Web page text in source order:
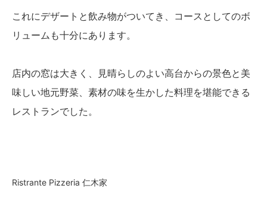
これにデザートと飲み物がついてき、コースとしてのボ
リュームも十分にあります。
店内の窓は大きく、見晴らしのよい高台からの景色と美
味しい地元野菜、素材の味を生かした料理を堪能できる
レストランでした。
Ristrante Pizzeria 仁木家